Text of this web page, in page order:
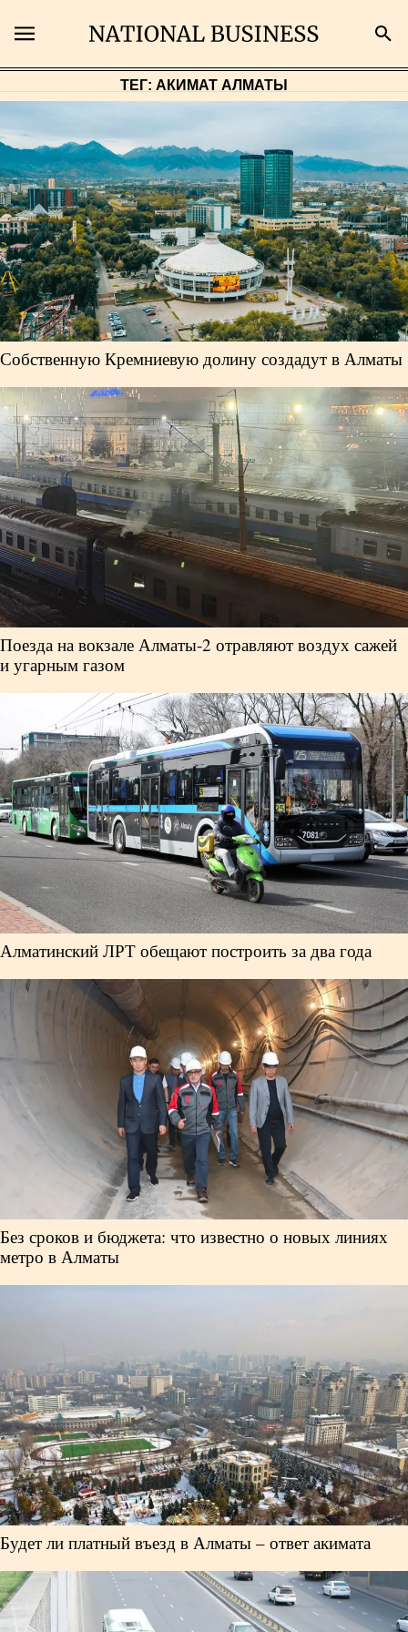
Поиск
Главная
Экономика
Бизнес
Рынки
Технологии
Власть
Геополитика
Исследования
Люди
Life & Arts
О нас
Все новости
ТЕГ: АКИМАТ АЛМАТЫ
Собственную Кремниевую долину создадут в Алматы
Поезда на вокзале Алматы-2 отравляют воздух сажей
и угарным газом
Алматинский ЛРТ обещают построить за два года
Без сроков и бюджета: что известно о новых линиях
метро в Алматы
Будет ли платный въезд в Алматы – ответ акимата